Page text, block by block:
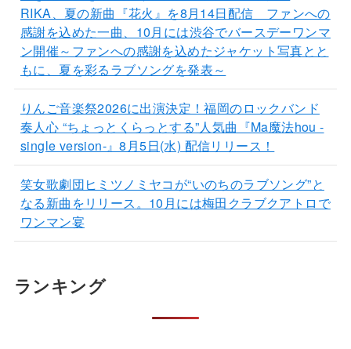
RIKA、夏の新曲『花火』を8月14日配信 ファンへの
感謝を込めた一曲、10月には渋谷でバースデーワンマ
ン開催～ファンへの感謝を込めたジャケット写真とと
もに、夏を彩るラブソングを発表～
りんご音楽祭2026に出演決定！福岡のロックバンド
奏人心 “ちょっとくらっとする”人気曲『Ma魔法hou -
single version-』8月5日(水) 配信リリース！
笑女歌劇団ヒミツノミヤコが“いのちのラブソング”と
なる新曲をリリース。10月には梅田クラブクアトロで
ワンマン宴
ランキング